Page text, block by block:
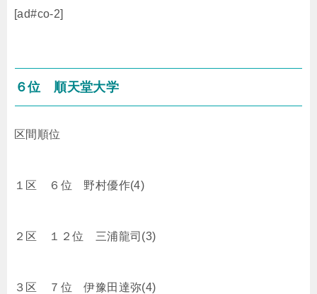
[ad#co-2]
６位 順天堂大学
区間順位
１区 ６位 野村優作(4)
２区 １２位 三浦龍司(3)
３区 ７位 伊豫田達弥(4)